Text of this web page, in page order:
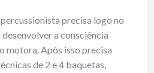
precisa logo no
a consciência
motora. Após isso precisa
de 2 e 4 baquetas,